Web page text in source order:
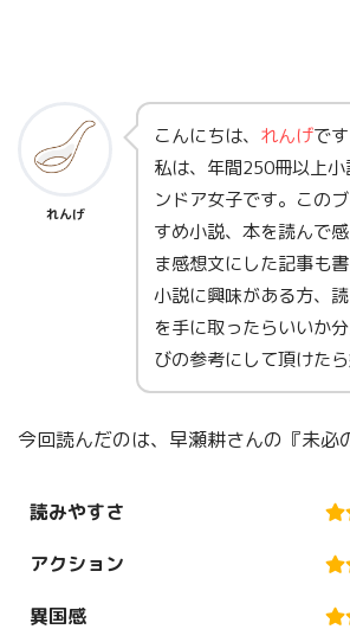
れんげ
こんにちは、 れんげです
私は、年間250冊以上
ンドア女子です。この
すめ小説、本を読んで
ま感想文にした記事も書
小説に興味がある方、
を手に取ったらいいか
びの参考にして頂けた
今回読んだのは、早瀬耕さんの『未必
読みやすさ
アクション
異国感